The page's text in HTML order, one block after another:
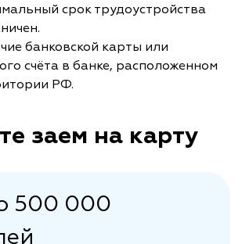
срок трудоустройства
банковской карты или
счёта в банке, расположенном
РФ.
заем на карту
500 000